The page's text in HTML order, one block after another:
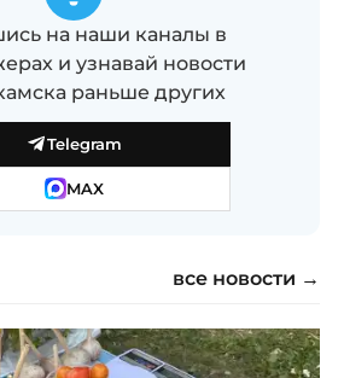
на наши каналы в
и узнавай новости
раньше других
Telegram
MAX
все новости →